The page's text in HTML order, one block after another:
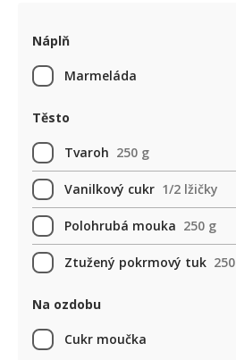
Náplň
Marmeláda
Těsto
Tvaroh 250 g
Vanilkový cukr 1/2 lžičky
Polohrubá mouka 250 g
Ztužený pokrmový tuk
Na ozdobu
Cukr moučka